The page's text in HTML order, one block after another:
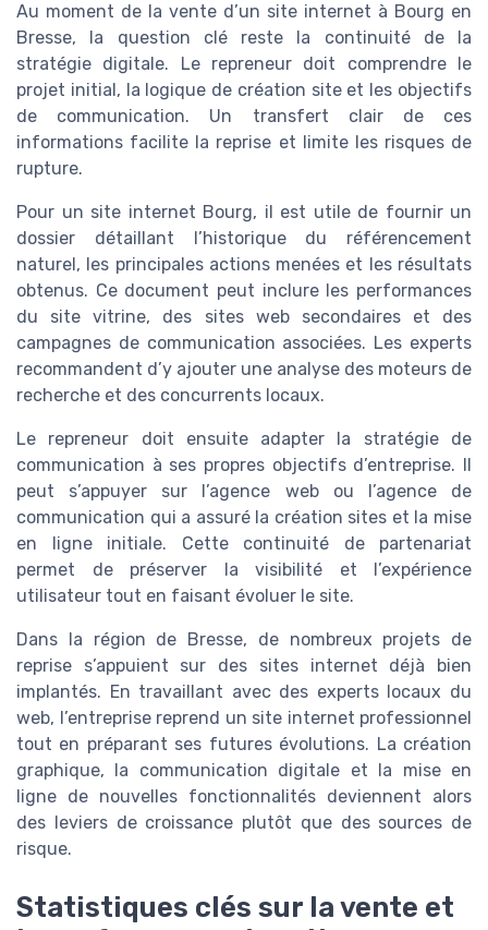
Au moment de la vente d’un site internet à Bourg en
Bresse, la question clé reste la continuité de la
stratégie digitale. Le repreneur doit comprendre le
projet initial, la logique de création site et les objectifs
de communication. Un transfert clair de ces
informations facilite la reprise et limite les risques de
rupture.
Pour un site internet Bourg, il est utile de fournir un
dossier détaillant l’historique du référencement
naturel, les principales actions menées et les résultats
obtenus. Ce document peut inclure les performances
du site vitrine, des sites web secondaires et des
campagnes de communication associées. Les experts
recommandent d’y ajouter une analyse des moteurs de
recherche et des concurrents locaux.
Le repreneur doit ensuite adapter la stratégie de
communication à ses propres objectifs d’entreprise. Il
peut s’appuyer sur l’agence web ou l’agence de
communication qui a assuré la création sites et la mise
en ligne initiale. Cette continuité de partenariat
permet de préserver la visibilité et l’expérience
utilisateur tout en faisant évoluer le site.
Dans la région de Bresse, de nombreux projets de
reprise s’appuient sur des sites internet déjà bien
implantés. En travaillant avec des experts locaux du
web, l’entreprise reprend un site internet professionnel
tout en préparant ses futures évolutions. La création
graphique, la communication digitale et la mise en
ligne de nouvelles fonctionnalités deviennent alors
des leviers de croissance plutôt que des sources de
risque.
Statistiques clés sur la vente et